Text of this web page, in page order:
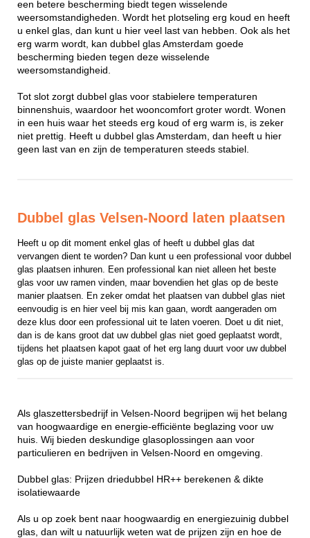
een betere bescherming biedt tegen wisselende
weersomstandigheden. Wordt het plotseling erg koud en heeft
u enkel glas, dan kunt u hier veel last van hebben. Ook als het
erg warm wordt, kan dubbel glas Amsterdam goede
bescherming bieden tegen deze wisselende
weersomstandigheid.
Tot slot zorgt dubbel glas voor stabielere temperaturen
binnenshuis, waardoor het wooncomfort groter wordt. Wonen
in een huis waar het steeds erg koud of erg warm is, is zeker
niet prettig. Heeft u dubbel glas Amsterdam, dan heeft u hier
geen last van en zijn de temperaturen steeds stabiel.
Dubbel glas Velsen-Noord laten plaatsen
Heeft u op dit moment enkel glas of heeft u dubbel glas dat
vervangen dient te worden? Dan kunt u een professional voor dubbel
glas plaatsen inhuren. Een professional kan niet alleen het beste
glas voor uw ramen vinden, maar bovendien het glas op de beste
manier plaatsen. En zeker omdat het plaatsen van dubbel glas niet
eenvoudig is en hier veel bij mis kan gaan, wordt aangeraden om
deze klus door een professional uit te laten voeren. Doet u dit niet,
dan is de kans groot dat uw dubbel glas niet goed geplaatst wordt,
tijdens het plaatsen kapot gaat of het erg lang duurt voor uw dubbel
glas op de juiste manier geplaatst is.
Als glaszettersbedrijf in Velsen-Noord begrijpen wij het belang
van hoogwaardige en energie-efficiënte beglazing voor uw
huis. Wij bieden deskundige glasoplossingen aan voor
particulieren en bedrijven in Velsen-Noord en omgeving.
Dubbel glas: Prijzen driedubbel HR++ berekenen & dikte
isolatiewaarde
Als u op zoek bent naar hoogwaardig en energiezuinig dubbel
glas, dan wilt u natuurlijk weten wat de prijzen zijn en hoe de